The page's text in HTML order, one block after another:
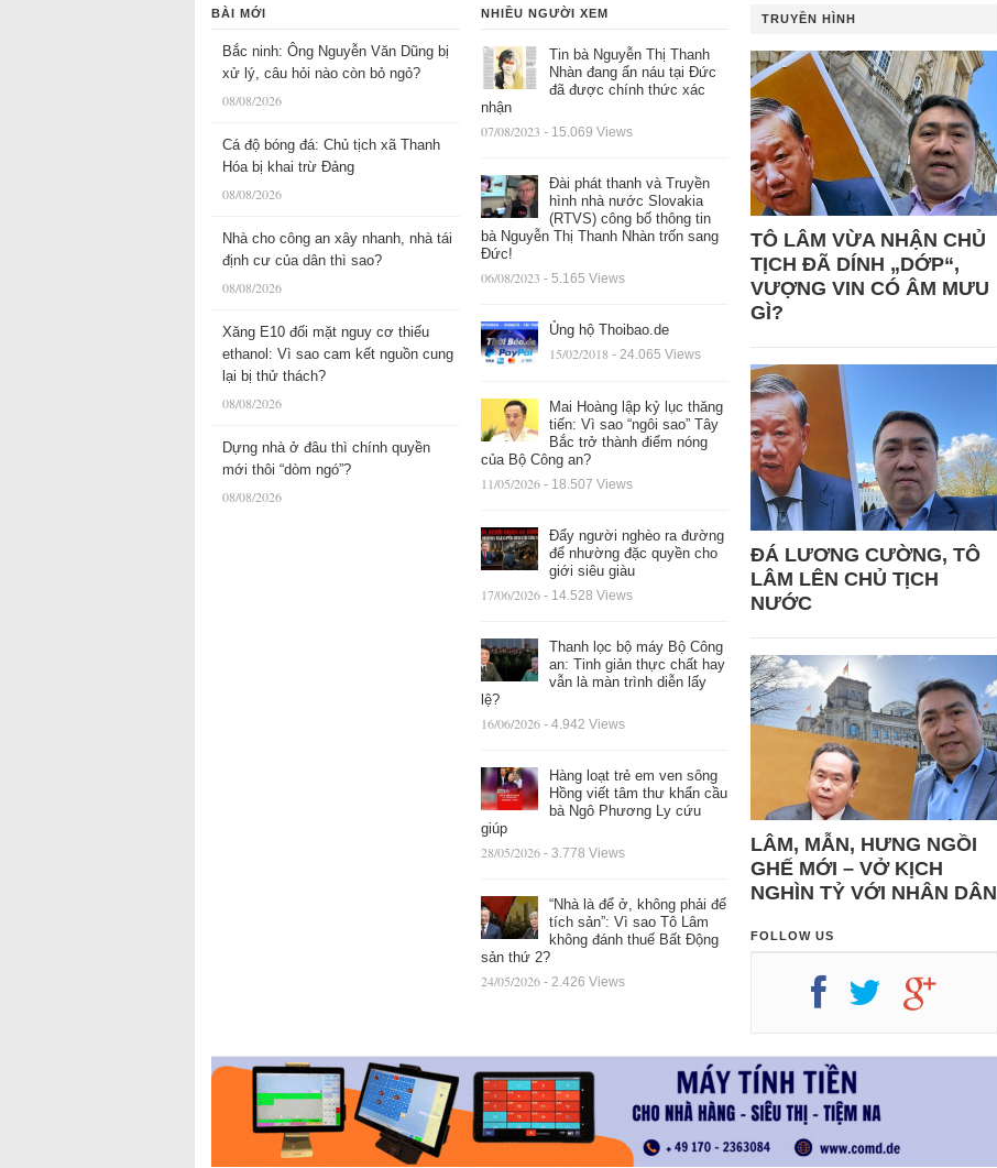
BÀI MỚI
Bắc ninh: Ông Nguyễn Văn Dũng bị
xử lý, câu hỏi nào còn bỏ ngỏ?
08/08/2026
Cá độ bóng đá: Chủ tịch xã Thanh
Hóa bị khai trừ Đảng
08/08/2026
Nhà cho công an xây nhanh, nhà tái
định cư của dân thì sao?
08/08/2026
Xăng E10 đối mặt nguy cơ thiếu
ethanol: Vì sao cam kết nguồn cung
lại bị thử thách?
08/08/2026
Dựng nhà ở đâu thì chính quyền
mới thôi “dòm ngó”?
08/08/2026
NHIỀU NGƯỜI XEM
Tin bà Nguyễn Thị Thanh
Nhàn đang ẩn náu tại Đức
đã được chính thức xác
nhận
07/08/2023 - 15.069 Views
Đài phát thanh và Truyền
hình nhà nước Slovakia
(RTVS) công bố thông tin
bà Nguyễn Thị Thanh Nhàn trốn sang
Đức!
06/08/2023 - 5.165 Views
Ủng hộ Thoibao.de
15/02/2018 - 24.065 Views
Mai Hoàng lập kỷ lục thăng
tiến: Vì sao “ngôi sao” Tây
Bắc trở thành điểm nóng
của Bộ Công an?
11/05/2026 - 18.507 Views
Đẩy người nghèo ra đường
để nhường đặc quyền cho
giới siêu giàu
17/06/2026 - 14.528 Views
Thanh lọc bộ máy Bộ Công
an: Tinh giản thực chất hay
vẫn là màn trình diễn lấy
lệ?
16/06/2026 - 4.942 Views
Hàng loạt trẻ em ven sông
Hồng viết tâm thư khẩn cầu
bà Ngô Phương Ly cứu
giúp
28/05/2026 - 3.778 Views
“Nhà là để ở, không phải để
tích sản”: Vì sao Tô Lâm
không đánh thuế Bất Động
sản thứ 2?
24/05/2026 - 2.426 Views
TRUYỀN HÌNH
TÔ LÂM VỪA NHẬN CHỦ
TỊCH ĐÃ DÍNH „DỚP“,
VƯỢNG VIN CÓ ÂM MƯU
GÌ?
ĐÁ LƯƠNG CƯỜNG, TÔ
LÂM LÊN CHỦ TỊCH
NƯỚC
LÂM, MẪN, HƯNG NGỒI
GHẾ MỚI – VỞ KỊCH
NGHÌN TỶ VỚI NHÂN DÂN
FOLLOW US